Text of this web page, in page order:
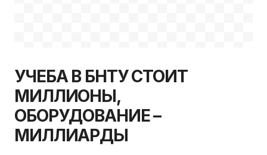
УЧЕБА В БНТУ СТОИТ
МИЛЛИОНЫ,
ОБОРУДОВАНИЕ –
МИЛЛИАРДЫ